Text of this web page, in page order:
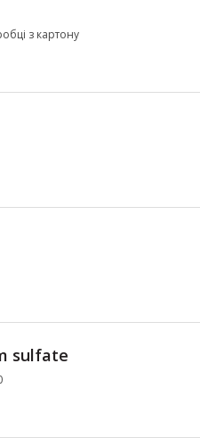
з картону
sulfate